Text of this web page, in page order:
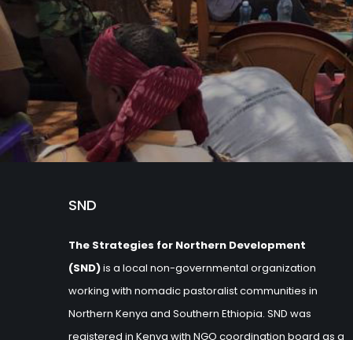
SND
The Strategies for Northern Development
(SND)is a local non-governmental organization
working with nomadic pastoralist communities in
Northern Kenya and Southern Ethiopia. SND was
registered in Kenya with NGO coordination board as a